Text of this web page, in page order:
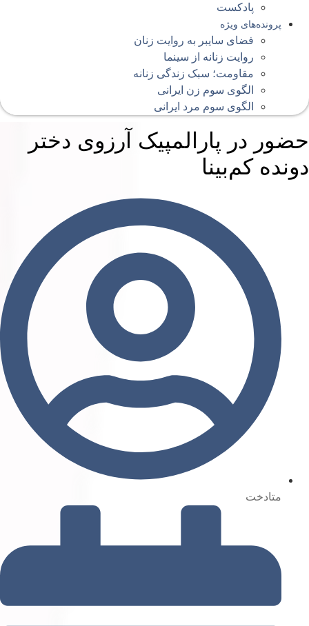
پادکست
پرونده‌های ویژه
فضای سایبر به روایت زنان
روایت زنانه از سینما
مقاومت؛ سبک زندگی زنانه
الگوی سوم زن ایرانی
الگوی سوم مرد ایرانی
در پارالمپیک آرزوی دختر
کم‌بینا
متادخت